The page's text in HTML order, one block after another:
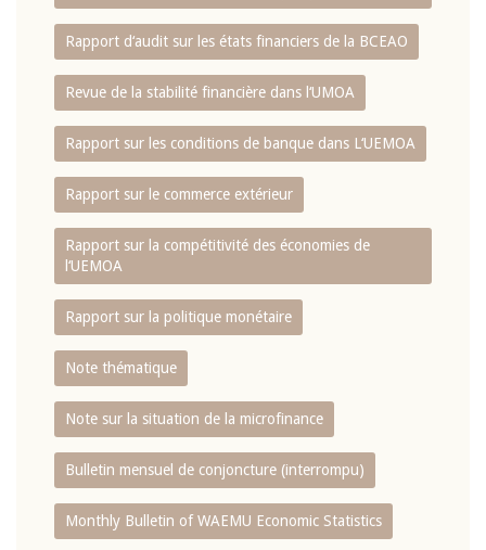
Rapport d‘audit sur les états financiers de la BCEAO
Revue de la stabilité financière dans l‘UMOA
Rapport sur les conditions de banque dans L‘UEMOA
Rapport sur le commerce extérieur
Rapport sur la compétitivité des économies de
l‘UEMOA
Rapport sur la politique monétaire
Note thématique
Note sur la situation de la microfinance
Bulletin mensuel de conjoncture (interrompu)
Monthly Bulletin of WAEMU Economic Statistics